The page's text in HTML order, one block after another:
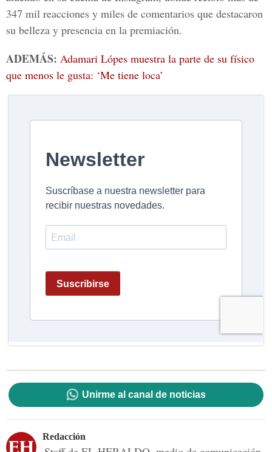
347 mil reacciones y miles de comentarios que destacaron
su belleza y presencia en la premiación.
ADEMÁS: Adamari Lópes muestra la parte de su físico
que menos le gusta: ‘Me tiene loca’
Unirme al canal de noticias
Redacción